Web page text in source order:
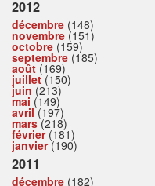
2012
décembre (148)
novembre (151)
octobre (159)
septembre (185)
août (169)
juillet(150)
juin (213)
mai (149)
avril(197)
mars(218)
février(181)
janvier(190)
2011
décembre (182)